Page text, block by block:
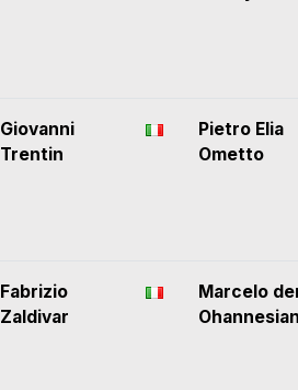
Giovanni
Trentin
Pietro Elia
Ometto
Fabrizio
Zaldivar
Marcelo